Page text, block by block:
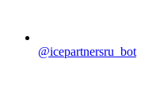
@icepartnersru_bot